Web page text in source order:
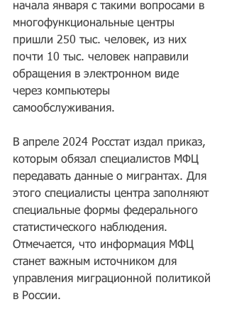
начала января с такими вопросами в
многофункциональные центры
пришли 250 тыс. человек, из них
почти 10 тыс. человек направили
обращения в электронном виде
через компьютеры
самообслуживания.
В апреле 2024 Росстат издал приказ,
которым обязал специалистов МФЦ
передавать данные о мигрантах. Для
этого специалисты центра заполняют
специальные формы федерального
статистического наблюдения.
Отмечается, что информация МФЦ
станет важным источником для
управления миграционной политикой
в России.